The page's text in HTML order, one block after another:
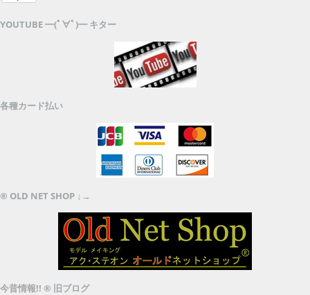
YOUTUBE ━(ﾟ∀ﾟ)━ キター
各種カード払い
® OLD NET SHOP ↓→
今昔情報!! ® 旧ブログ